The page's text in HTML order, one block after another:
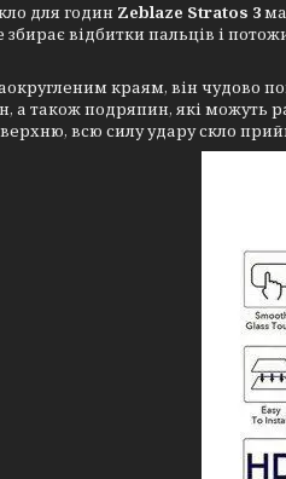
для годин Zeblaze Stratos 3
відбитки пальців і
краям, він чудово
а також подряпин, які можуть
всю силу удару скло